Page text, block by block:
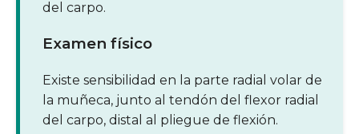
del carpo.
Examen físico
Existe sensibilidad en la parte radial volar de
la muñeca, junto al tendón del flexor radial
del carpo, distal al pliegue de flexión.